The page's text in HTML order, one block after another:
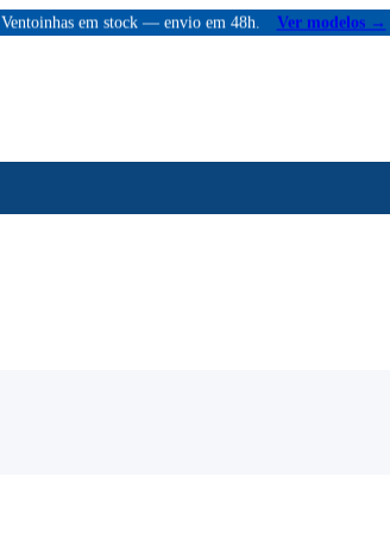
Ventoinhas em stock — envio em 48h. Ver modelos →